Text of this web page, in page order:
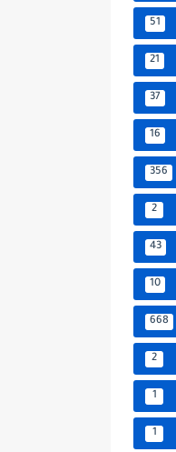
51
21
37
16
356
2
43
10
668
2
1
1